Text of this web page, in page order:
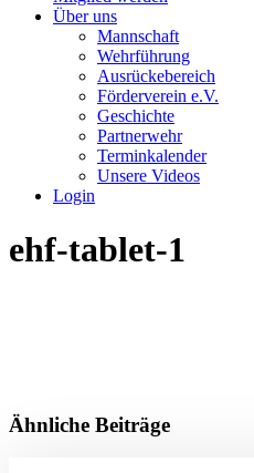
Über uns
Mannschaft
Wehrführung
Ausrückebereich
Förderverein e.V.
Geschichte
Partnerwehr
Terminkalender
Unsere Videos
Login
ehf-tablet-1
Ähnliche Beiträge